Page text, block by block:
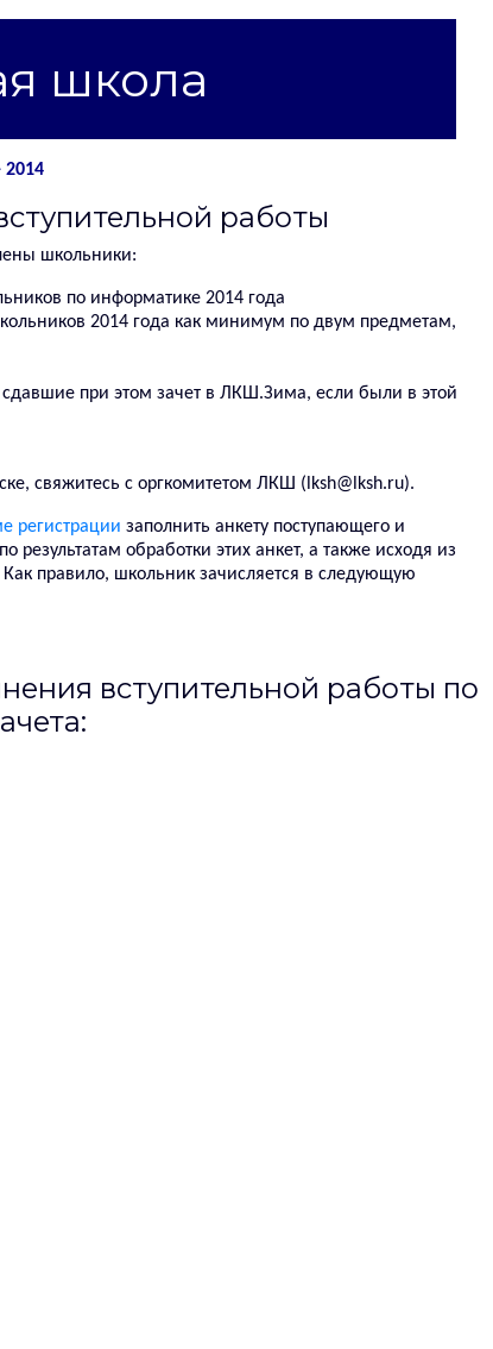
школа
работы
школьники:
по информатике 2014 года
2014 года как минимум по двум предметам,
при этом зачет в ЛКШ.Зима, если были в этой
свяжитесь с оргкомитетом ЛКШ (lksh@lksh.ru).
регистрации заполнить анкету поступающего и
обработки этих анкет, а также исходя из
правило, школьник зачисляется в следующую
вступительной работы по